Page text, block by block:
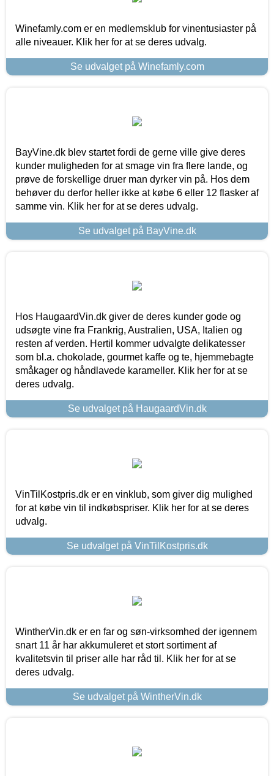
Winefamly.com er en medlemsklub for vinentusiaster på
alle niveauer. Klik her for at se deres udvalg.
Se udvalget på Winefamly.com
BayVine.dk blev startet fordi de gerne ville give deres
kunder muligheden for at smage vin fra flere lande, og
prøve de forskellige druer man dyrker vin på. Hos dem
behøver du derfor heller ikke at købe 6 eller 12 flasker af
samme vin. Klik her for at se deres udvalg.
Se udvalget på BayVine.dk
Hos HaugaardVin.dk giver de deres kunder gode og
udsøgte vine fra Frankrig, Australien, USA, Italien og
resten af verden. Hertil kommer udvalgte delikatesser
som bl.a. chokolade, gourmet kaffe og te, hjemmebagte
småkager og håndlavede karameller. Klik her for at se
deres udvalg.
Se udvalget på HaugaardVin.dk
VinTilKostpris.dk er en vinklub, som giver dig mulighed
for at købe vin til indkøbspriser. Klik her for at se deres
udvalg.
Se udvalget på VinTilKostpris.dk
WintherVin.dk er en far og søn-virksomhed der igennem
snart 11 år har akkumuleret et stort sortiment af
kvalitetsvin til priser alle har råd til. Klik her for at se
deres udvalg.
Se udvalget på WintherVin.dk